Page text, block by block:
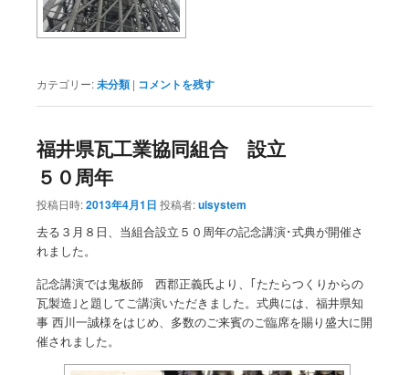
カテゴリー:未分類 | コメントを残す
福井県瓦工業協同組合 設立
５０周年
投稿日時:2013年4月1日 投稿者:uisystem
去る３月８日、当組合設立５０周年の記念講演･式典が開催さ
れました。
記念講演では鬼板師 西郡正義氏より、｢たたらつくりからの
瓦製造｣と題してご講演いただきました。式典には、福井県知
事 西川一誠様をはじめ、多数のご来賓のご臨席を賜り盛大に開
催されました。